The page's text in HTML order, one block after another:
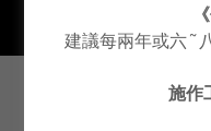
建議每兩年或六~
施作